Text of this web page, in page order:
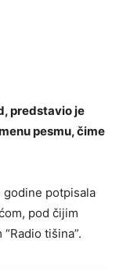
predstavio je
pesmu, čime
godine potpisala
pod čijim
tišina”.